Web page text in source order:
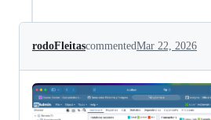
rodoFleitascommentedMar 22, 2026